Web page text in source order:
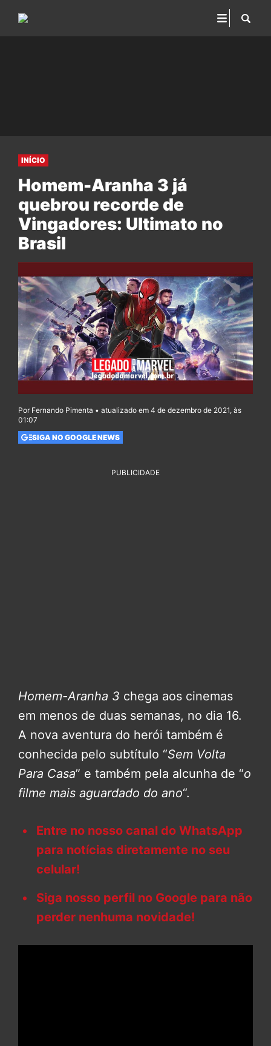
INÍCIO
Homem-Aranha 3 já
quebrou recorde de
Vingadores: Ultimato no
Brasil
Por Fernando Pimenta • atualizado em 4 de dezembro de 2021, às
01:07
SIGA NO GOOGLE NEWS
PUBLICIDADE
Homem-Aranha 3 chega aos cinemas
em menos de duas semanas, no dia 16.
A nova aventura do herói também é
conhecida pelo subtítulo “Sem Volta
Para Casa” e também pela alcunha de “o
filme mais aguardado do ano“.
Entre no nosso canal do WhatsApp
para notícias diretamente no seu
celular!
Siga nosso perfil no Google para não
perder nenhuma novidade!